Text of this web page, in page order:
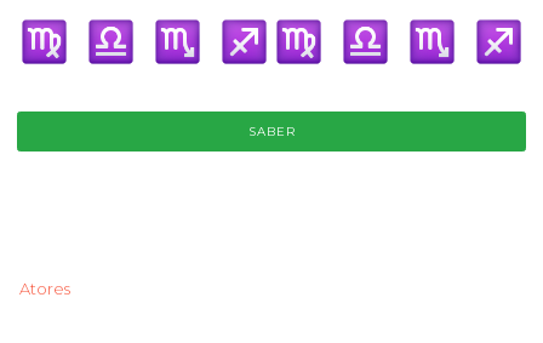
SABER
Atores